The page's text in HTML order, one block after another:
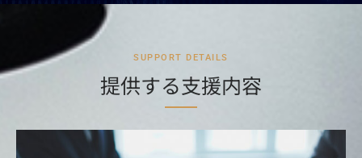
SUPPORT DETAILS
提供する支援内容